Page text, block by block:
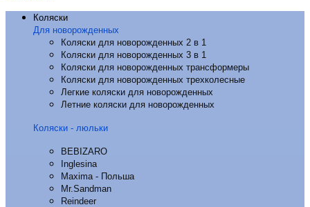
Коляски
Для новорожденных
Коляски для новорожденных 2 в 1
Коляски для новорожденных 3 в 1
Коляски для новорожденных трансформеры
Коляски для новорожденных трехколесные
Легкие коляски для новорожденных
Летние коляски для новорожденных
Коляски - люльки
BEBIZARO
Inglesina
Maxima - Польша
Mr.Sandman
Reindeer